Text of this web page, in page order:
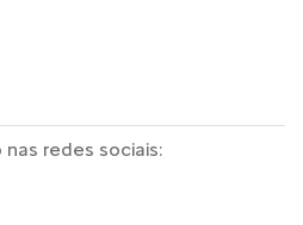
redes sociais: